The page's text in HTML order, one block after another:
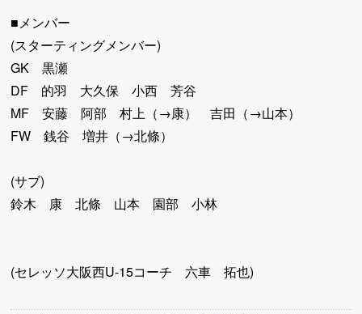
■メンバー
(スターティングメンバー)
GK 黒瀬
DF 的羽 大久保 小西 芳谷
MF 安藤 阿部 村上（→康） 吉田（→山本）
FW 銭谷 増井（→北條）
(サブ)
鈴木 康 北條 山本 園部 小林
(セレッソ大阪西U-15コーチ 六車 拓也)